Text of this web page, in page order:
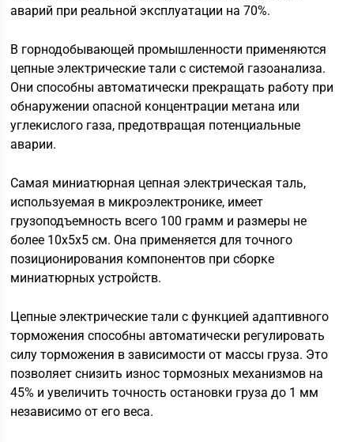
аварий при реальной эксплуатации на 70%.
В горнодобывающей промышленности применяются
цепные электрические тали с системой газоанализа.
Они способны автоматически прекращать работу при
обнаружении опасной концентрации метана или
углекислого газа, предотвращая потенциальные
аварии.
Самая миниатюрная цепная электрическая таль,
используемая в микроэлектронике, имеет
грузоподъемность всего 100 грамм и размеры не
более 10x5x5 см. Она применяется для точного
позиционирования компонентов при сборке
миниатюрных устройств.
Цепные электрические тали с функцией адаптивного
торможения способны автоматически регулировать
силу торможения в зависимости от массы груза. Это
позволяет снизить износ тормозных механизмов на
45% и увеличить точность остановки груза до 1 мм
независимо от его веса.